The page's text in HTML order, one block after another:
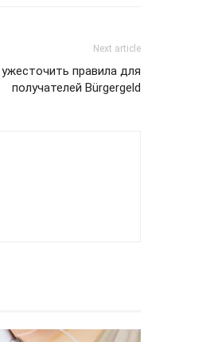
Next article
правила для
получателей Bürgergeld